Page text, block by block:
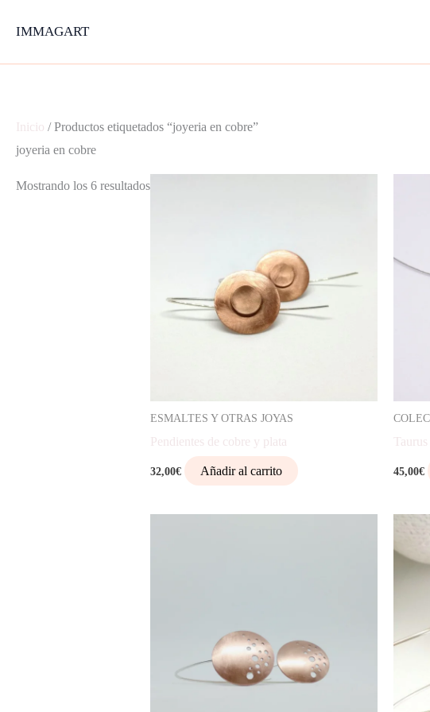
IMMAGART
Inicio / Productos etiquetados “joyeria en cobre”
joyeria en cobre
Mostrando los 6 resultados
ESMALTES Y OTRAS JOYAS
Pendientes de cobre y plata
32,00€ Añadir al carrito
Taurus
45,00€